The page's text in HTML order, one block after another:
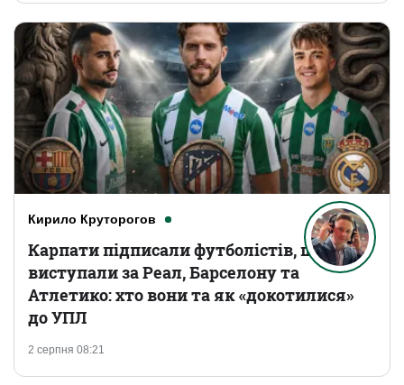
Кирило Круторогов
2 серпня 08:21
Карпати підписали футболістів, що
виступали за Реал, Барселону та
Атлетико: хто вони та як «докотилися»
до УПЛ